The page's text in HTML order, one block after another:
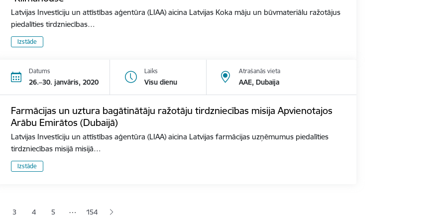
Latvijas Investīciju un attīstības aģentūra (LIAA) aicina Latvijas Koka māju un būvmateriālu ražotājus
piedalīties tirdzniecības…
Izstāde
Datums
26.–30. janvāris, 2020
Laiks
Visu dienu
Atrašanās vieta
AAE, Dubaija
Farmācijas un uztura bagātinātāju ražotāju tirdzniecības misija Apvienotajos
Arābu Emirātos (Dubaijā)
Latvijas Investīciju un attīstības aģentūra (LIAA) aicina Latvijas farmācijas uzņēmumus piedalīties
tirdzniecības misijā misijā…
Izstāde
lapaLapa
3 Lapa
4 Lapa
5 … 154